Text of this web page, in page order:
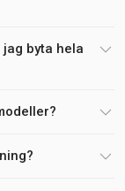
byta hela